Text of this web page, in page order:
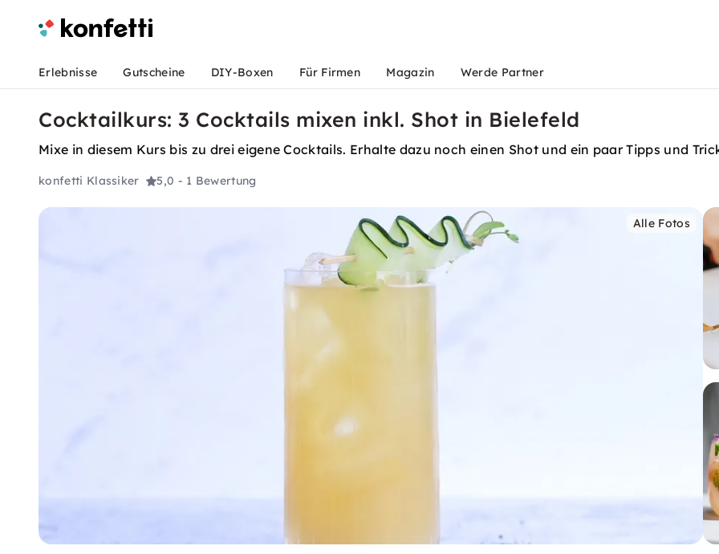
Erlebnisse Gutscheine DIY-Boxen Für Firmen Magazin Werde Partner
Cocktailkurs: 3 Cocktails mixen inkl. Shot in Bielefeld
Mixe in diesem Kurs bis zu drei eigene Cocktails. Erhalte dazu noch einen Shot und ein paar Tipps und
konfetti Klassiker 5,0 - 1 Bewertung
Alle Fotos